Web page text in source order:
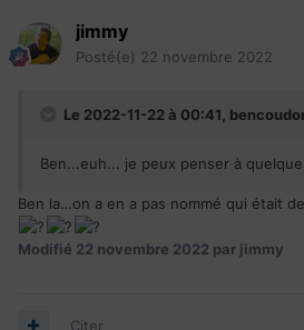
jimmy
Posté(e) 22 novembre 2022
Le 2022-11-22 à 00:41,
Ben...euh... je peux penser à
Ben la…on a en a pas nommé qui était
Modifié 22 novembre 2022 par jimmy
Citer